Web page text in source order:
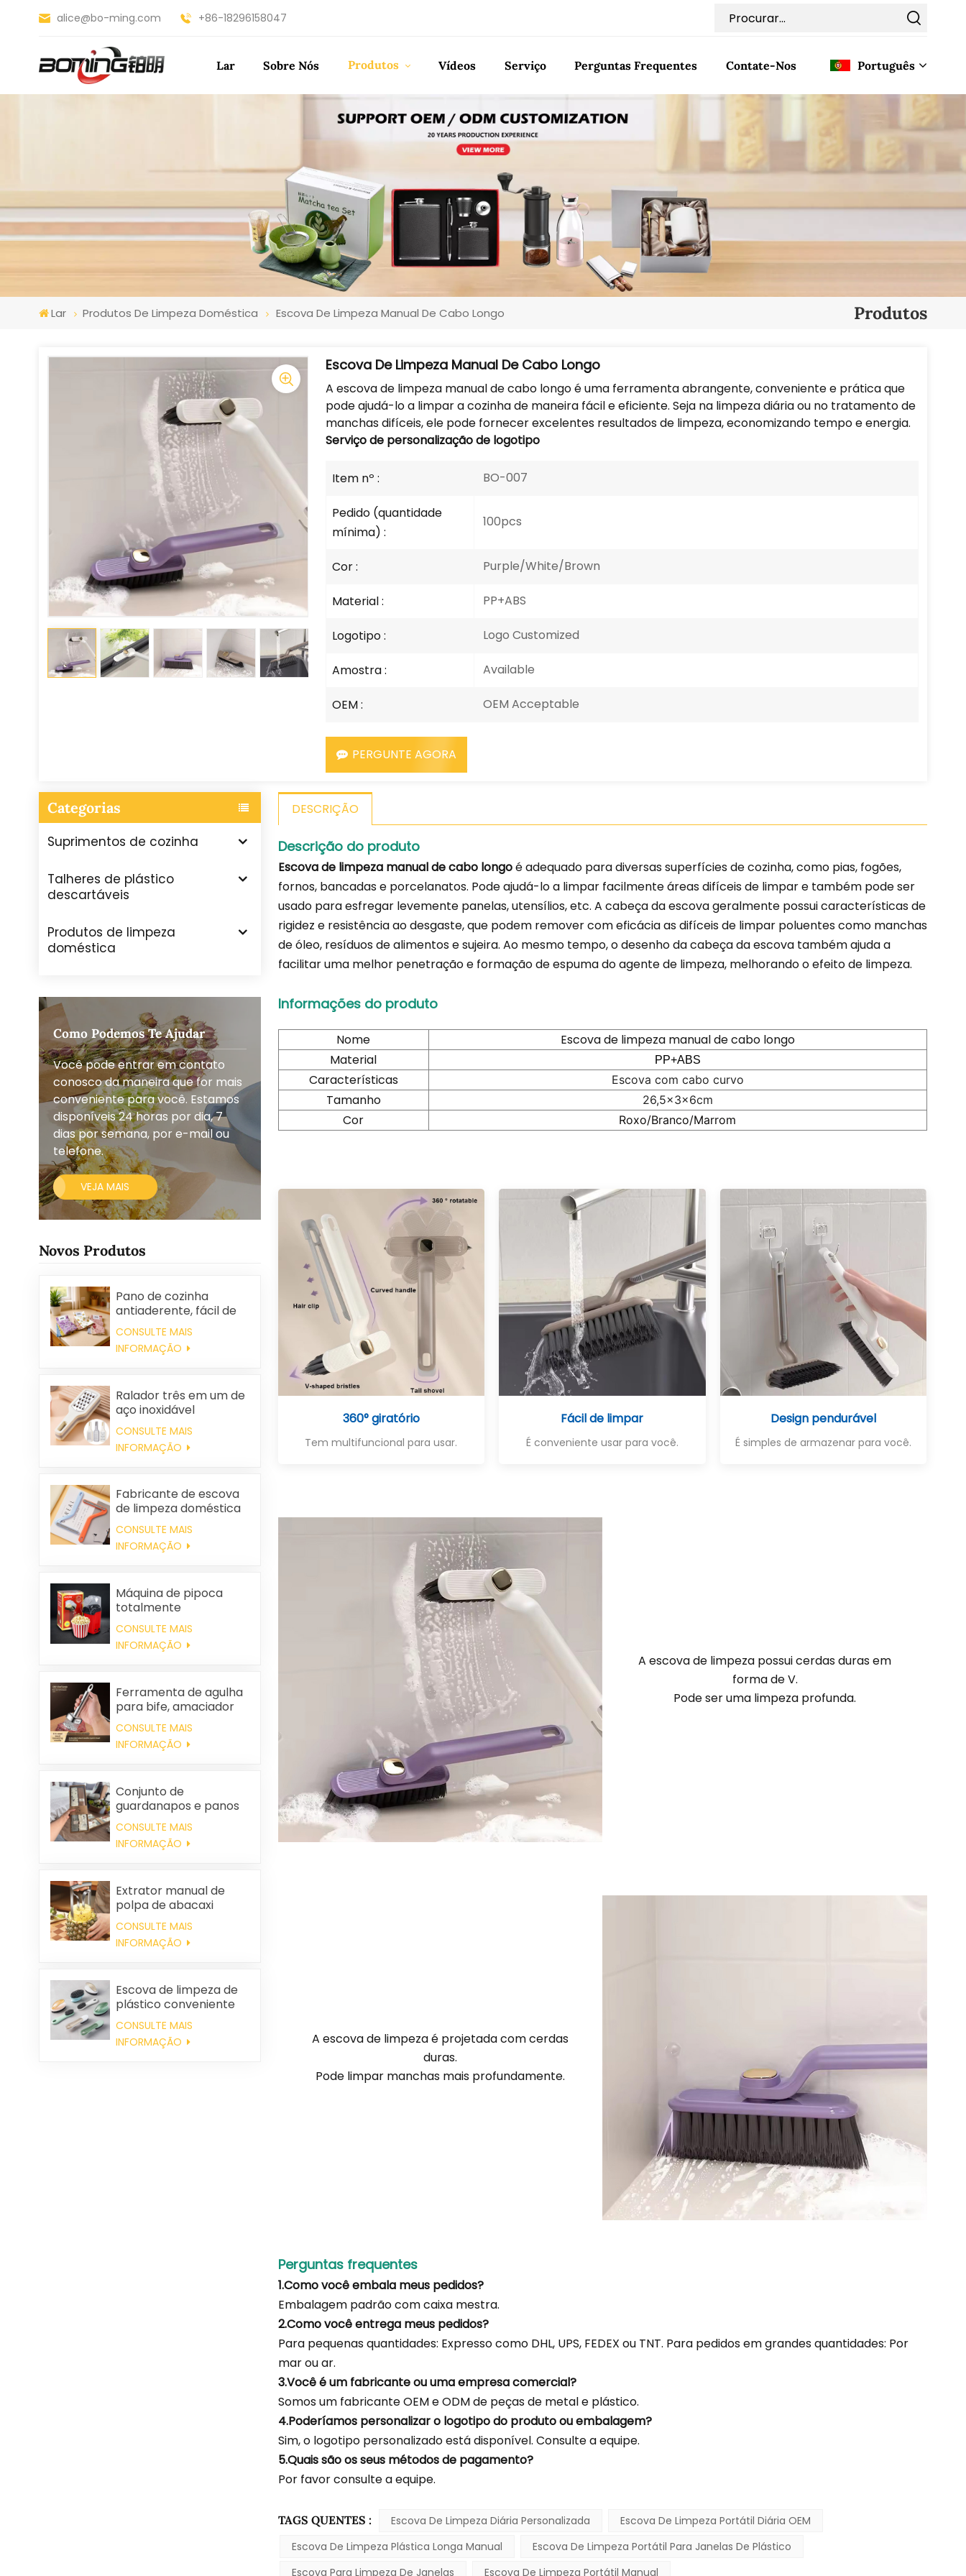
alice@bo-ming.com +86-18296158047
Lar Sobre Nós Produtos Vídeos Serviço Perguntas Frequentes Contate-Nos Português
English
Français
Español
Türkçe
العربية
Lar Produtos De Limpeza Doméstica Escova De Limpeza Manual De Cabo Longo Produtos
Escova De Limpeza Manual De Cabo Longo
A escova de limpeza manual de cabo longo é uma ferramenta abrangente, conveniente e prática que
pode ajudá-lo a limpar a cozinha de maneira fácil e eficiente. Seja na limpeza diária ou no tratamento de
manchas difíceis, ele pode fornecer excelentes resultados de limpeza, economizando tempo e energia.
Serviço de personalização de logotipo
Item nº : BO-007
Pedido (quantidade
mínima) :
100pcs
Cor : Purple/White/Brown
Material : PP+ABS
Logotipo : Logo Customized
Amostra : Available
OEM : OEM Acceptable
PERGUNTE AGORA
Categorias
Suprimentos de cozinha
Talheres de plástico
descartáveis
Produtos de limpeza
doméstica
Como Podemos Te Ajudar
Você pode entrar em contato
conosco da maneira que for mais
conveniente para você. Estamos
disponíveis 24 horas por dia, 7
dias por semana, por e-mail ou
telefone.
VEJA MAIS
Novos Produtos
Pano de cozinha
antiaderente, fácil de
limpar, grosso,
estampado, quadrado,
em tecido de coral
CONSULTE MAIS
INFORMAÇÃO
Ralador três em um de
aço inoxidável
CONSULTE MAIS
INFORMAÇÃO
Fabricante de escova
de limpeza doméstica
de plástico para
roupas, removedora de
pelos estáticos
CONSULTE MAIS
INFORMAÇÃO
Máquina de pipoca
totalmente
automática, portátil e
para uso doméstico.
CONSULTE MAIS
INFORMAÇÃO
Ferramenta de agulha
para bife, amaciador
de carne
CONSULTE MAIS
INFORMAÇÃO
Conjunto de
guardanapos e panos
de limpeza quadrados
de algodão
personalizados para
CONSULTE MAIS
INFORMAÇÃO
Extrator manual de
polpa de abacaxi
CONSULTE MAIS
INFORMAÇÃO
Escova de limpeza de
plástico conveniente
por atacado
CONSULTE MAIS
INFORMAÇÃO
DESCRIÇÃO
Descrição do produto
Escova de limpeza manual de cabo longoé adequado para diversas superfícies de cozinha, como pias, fogões,
fornos, bancadas e porcelanatos. Pode ajudá-lo a limpar facilmente áreas difíceis de limpar e também pode ser
usado para esfregar levemente panelas, utensílios, etc. A cabeça da escova geralmente possui características de
rigidez e resistência ao desgaste, que podem remover com eficácia as difíceis de limpar poluentes como manchas
de óleo, resíduos de alimentos e sujeira. Ao mesmo tempo, o desenho da cabeça da escova também ajuda a
facilitar uma melhor penetração e formação de espuma do agente de limpeza, melhorando o efeito de limpeza.
Informações do produto
Nome
Escova de limpeza manual de cabo longo
Material
PP+ABS
Características Escova com cabo curvo
Tamanho 26,5x3x6cm
Cor Roxo/Branco/Marrom
360° giratório
Tem multifuncional para usar.
Fácil de limpar
É conveniente usar para você.
Design pendurável
É simples de armazenar para você.
A escova de limpeza possui cerdas duras em
forma de V.
Pode ser uma limpeza profunda.
A escova de limpeza é projetada com cerdas
duras.
Pode limpar manchas mais profundamente.
Perguntas frequentes
1.Como você embala meus pedidos?
Embalagem padrão com caixa mestra.
2.Como você entrega meus pedidos?
Para pequenas quantidades: Expresso como DHL, UPS, FEDEX ou TNT. Para pedidos em grandes quantidades: Por
mar ou ar.
3.Você é um fabricante ou uma empresa comercial?
Somos um fabricante OEM e ODM de peças de metal e plástico.
4.Poderíamos personalizar o logotipo do produto ou embalagem?
Sim, o logotipo personalizado está disponível. Consulte a equipe.
5.Quais são os seus métodos de pagamento?
Por favor consulte a equipe.
TAGS QUENTES : Escova De Limpeza Diária Personalizada
Escova De Limpeza Portátil Diária OEM
Escova De Limpeza Plástica Longa Manual
Escova De Limpeza Portátil Para Janelas De Plástico
Escova Para Limpeza De Janelas
Escova De Limpeza Portátil Manual